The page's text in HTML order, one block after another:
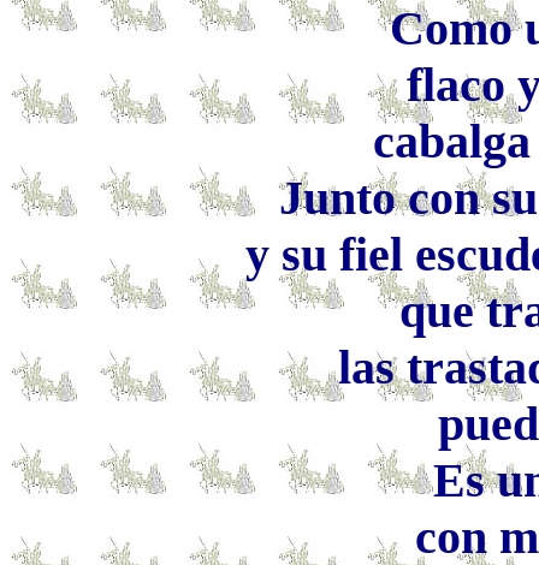
Como
flaco
Junto con
y su fiel
que
las
Es
con